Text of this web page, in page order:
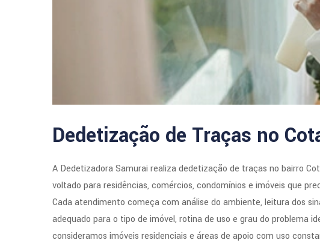
Dedetização de Traças no
A Dedetizadora Samurai realiza dedetização de traças no bairro
voltado para residências, comércios, condomínios e imóveis que
Cada atendimento começa com análise do ambiente, leitura dos
adequado para o tipo de imóvel, rotina de uso e grau do problema
consideramos imóveis residenciais e áreas de apoio com uso